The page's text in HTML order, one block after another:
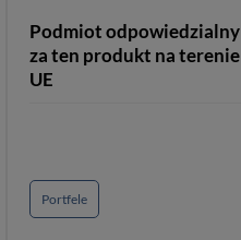
Podmiot odpowiedzialny
za ten produkt na terenie
UE
Portfele